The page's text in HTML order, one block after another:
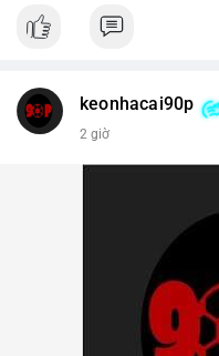
keonhacai90p
2 giờ